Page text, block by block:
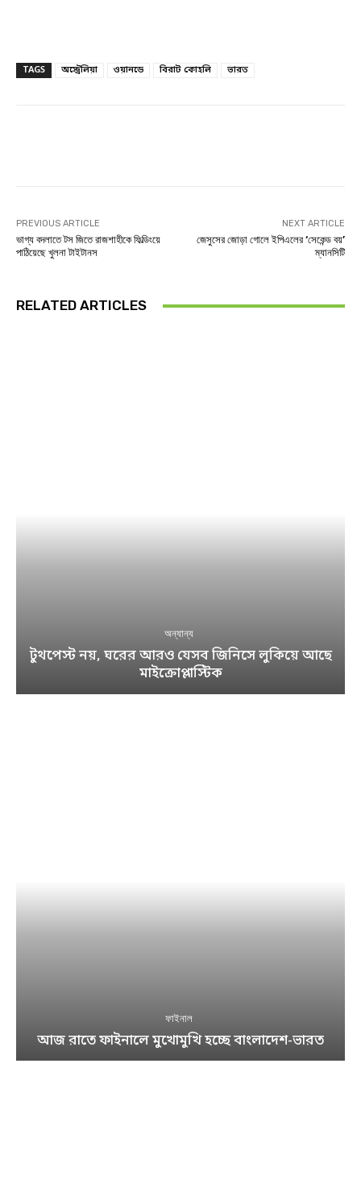
TAGS অস্ট্রেলিয়া ওয়ানডে বিরাট কোহলি ভারত
PREVIOUS ARTICLE
ভাগ্য বদলাতে টস জিতে রাজশাহীকে ফিল্ডিংয়ে
পাঠিয়েছে খুলনা টাইটানস
NEXT ARTICLE
জেসুসের জোড়া গোলে ইপিএলের ‘সেকেন্ড বয়’
ম্যানসিটি
RELATED ARTICLES
অন্যান্য
টুথপেস্ট নয়, ঘরের আরও যেসব জিনিসে লুকিয়ে আছে
মাইক্রোপ্লাস্টিক
ফাইনাল
আজ রাতে ফাইনালে মুখোমুখি হচ্ছে বাংলাদেশ-ভারত